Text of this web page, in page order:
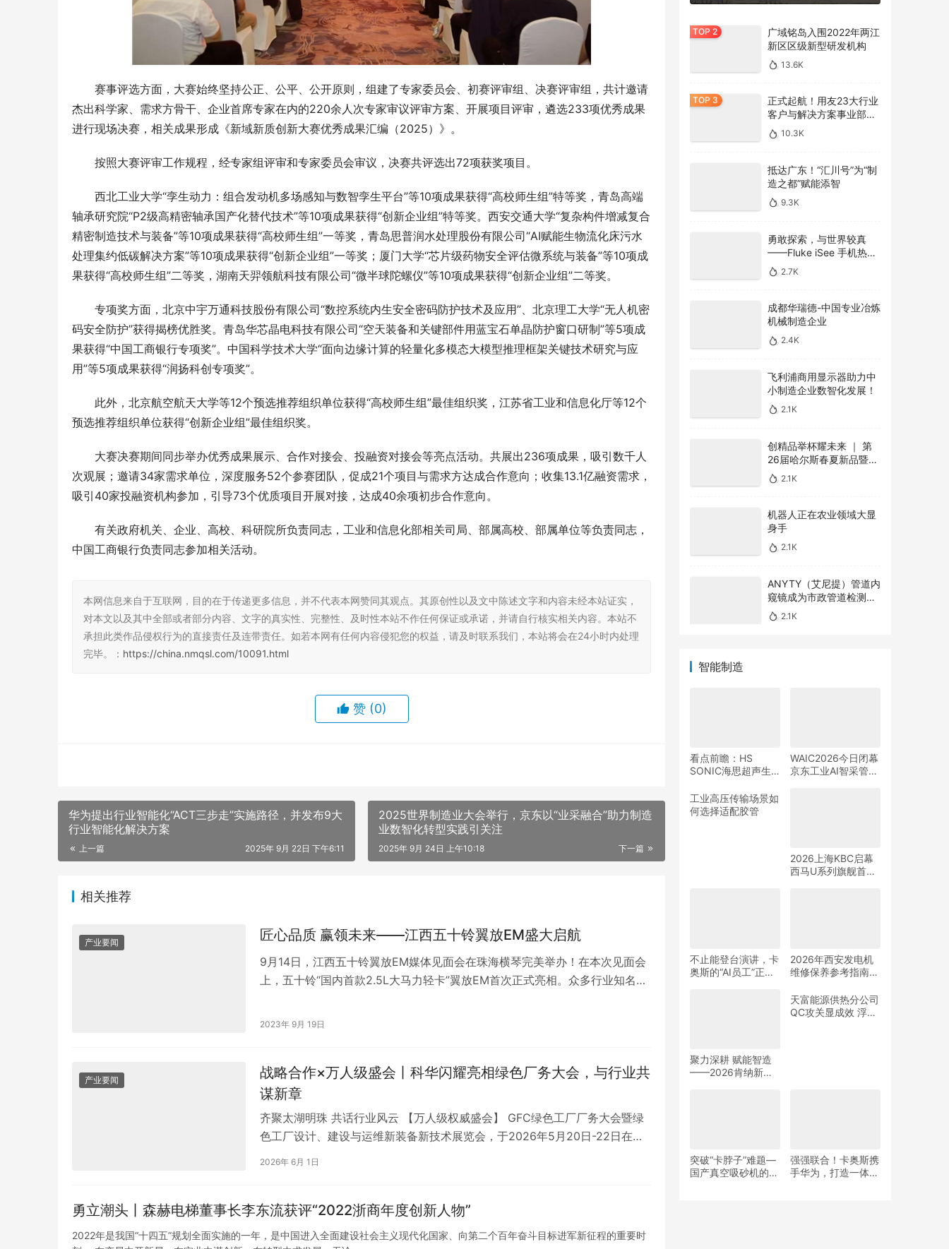
赛事评选方面，大赛始终坚持公正、公平、公开原则，组建了专家委员会、初赛评审组、决赛评审组，共计邀请
杰出科学家、需求方骨干、企业首席专家在内的220余人次专家审议评审方案、开展项目评审，遴选233项优秀成果
进行现场决赛，相关成果形成《新域新质创新大赛优秀成果汇编（2025）》。
按照大赛评审工作规程，经专家组评审和专家委员会审议，决赛共评选出72项获奖项目。
西北工业大学“孪生动力：组合发动机多场感知与数智孪生平台”等10项成果获得“高校师生组”特等奖，青岛高端
轴承研究院“P2级高精密轴承国产化替代技术”等10项成果获得“创新企业组”特等奖。西安交通大学“复杂构件增减复合
精密制造技术与装备”等10项成果获得“高校师生组”一等奖，青岛思普润水处理股份有限公司“AI赋能生物流化床污水
处理集约低碳解决方案”等10项成果获得“创新企业组”一等奖；厦门大学“芯片级药物安全评估微系统与装备”等10项成
果获得“高校师生组”二等奖，湖南天羿领航科技有限公司“微半球陀螺仪”等10项成果获得“创新企业组”二等奖。
专项奖方面，北京中宇万通科技股份有限公司“数控系统内生安全密码防护技术及应用”、北京理工大学“无人机密
码安全防护”获得揭榜优胜奖。青岛华芯晶电科技有限公司“空天装备和关键部件用蓝宝石单晶防护窗口研制”等5项成
果获得“中国工商银行专项奖”。中国科学技术大学“面向边缘计算的轻量化多模态大模型推理框架关键技术研究与应
用”等5项成果获得“润扬科创专项奖”。
此外，北京航空航天大学等12个预选推荐组织单位获得“高校师生组”最佳组织奖，江苏省工业和信息化厅等12个
预选推荐组织单位获得“创新企业组”最佳组织奖。
大赛决赛期间同步举办优秀成果展示、合作对接会、投融资对接会等亮点活动。共展出236项成果，吸引数千人
次观展；邀请34家需求单位，深度服务52个参赛团队，促成21个项目与需求方达成合作意向；收集13.1亿融资需求，
吸引40家投融资机构参加，引导73个优质项目开展对接，达成40余项初步合作意向。
有关政府机关、企业、高校、科研院所负责同志，工业和信息化部相关司局、部属高校、部属单位等负责同志，
中国工商银行负责同志参加相关活动。
本网信息来自于互联网，目的在于传递更多信息，并不代表本网赞同其观点。其原创性以及文中陈述文字和内容未经本站证实，
对本文以及其中全部或者部分内容、文字的真实性、完整性、及时性本站不作任何保证或承诺，并请自行核实相关内容。本站不
承担此类作品侵权行为的直接责任及连带责任。如若本网有任何内容侵犯您的权益，请及时联系我们，本站将会在24小时内处理
完毕。： https://china.nmqsl.com/10091.html
赞 (0)
华为提出行业智能化“ACT三步走”实施路径，并发布9大
行业智能化解决方案
上一篇 2025年 9月 22日 下午6:11
2025世界制造业大会举行，京东以“业采融合”助力制造
业数智化转型实践引关注
下一篇
2025年 9月 24日 上午10:18
相关推荐
产业要闻 匠心品质 赢领未来——江西五十铃翼放EM盛大启航
9月14日，江西五十铃翼放EM媒体见面会在珠海横琴完美举办！在本次见面会
上，五十铃“国内首款2.5L大马力轻卡”翼放EM首次正式亮相。众多行业知名媒
2023年 9月 19日
产业要闻
战略合作×万人级盛会丨科华闪耀亮相绿色厂务大会，与行业共
谋新章
齐聚太湖明珠 共话行业风云 【万人级权威盛会】 GFC绿色工厂厂务大会暨绿
色工厂设计、建设与运维新装备新技术展览会，于2026年5月20日-22日在无
2026年 6月 1日
勇立潮头丨森赫电梯董事长李东流获评“2022浙商年度创新人物”
2022年是我国“十四五”规划全面实施的一年，是中国进入全面建设社会主义现代化国家、向第二个百年奋斗目标进军新征程的重要时
广域铭岛入围2022年两江
新区区级新型研发机构
13.6K
正式起航！用友23大行业
客户与解决方案事业部全
10.3K
抵达广东！“汇川号”为“制
造之都”赋能添智
9.3K
勇敢探索，与世界较真
——Fluke iSee 手机热像
仪发布2.7K
成都华瑞德-中国专业冶炼
机械制造企业
2.4K
飞利浦商用显示器助力中
小制造企业数智化发展！
2.1K
创精品举杯耀未来 ｜ 第
26届哈尔斯春夏新品暨品
牌全新升级线上发布会圆
满收官
2.1K
机器人正在农业领域大显
身手
2.1K
ANYTY（艾尼提）管道内
窥镜成为市政管道检测利
器
2.1K
智能制造
看点前瞻：HS
SONIC海思超声生
布会
WAIC2026今日闭幕
京东工业AI智采管家
工业高压传输场景如
何选择适配胶管
2026上海KBC启幕
西马U系列旗舰首发
不止能登台演讲，卡
奥斯的“AI员工”正在
2026年西安发电机
维修保养参考指南：
聚力深耕 赋能智造
——2026肯纳新品
天富能源供热分公司
QC攻关显成效 浮球
突破“卡脖子”难题—
国产真空吸砂机的自
强强联合！卡奥斯携
手华为，打造一体化